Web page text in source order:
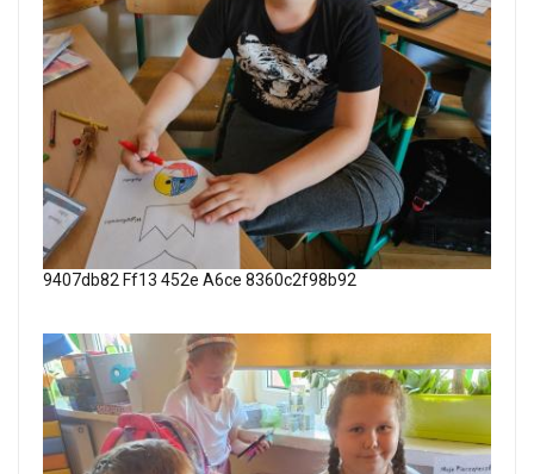
9407db82 Ff13 452e A6ce 8360c2f98b92